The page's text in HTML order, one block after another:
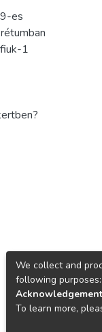
es
1
We collect and
following purposes:
To learn more,